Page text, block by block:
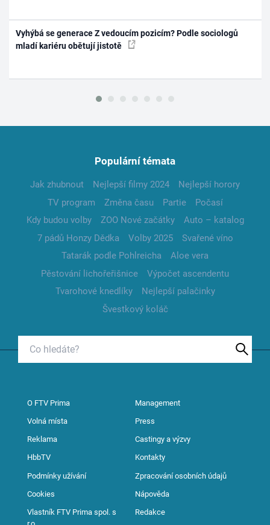
Vyhýbá se generace Z vedoucím pozicím? Podle sociologů
mladí kariéru obětují jistotě
Populární témata
Jak zhubnout Nejlepší filmy 2024
Nejlepší horory
TV program
Změna času Partie
Počasí
Kdy budou volby
ZOO Nové začátky
Auto – katalog
7 pádů Honzy Dědka
Volby 2025
Svařené víno
Tatarák podle Pohlreicha
Aloe vera
Pěstování lichořeřišnice
Výpočet ascendentu
Tvarohové knedlíky
Nejlepší palačinky
Švestkový koláč
O FTV Prima Management
Volná místa Press
Reklama Castingy a výzvy
HbbTV Kontakty
Podmínky užívání Zpracování osobních údajů
Cookies Nápověda
Vlastník FTV Prima spol. s
Redakce